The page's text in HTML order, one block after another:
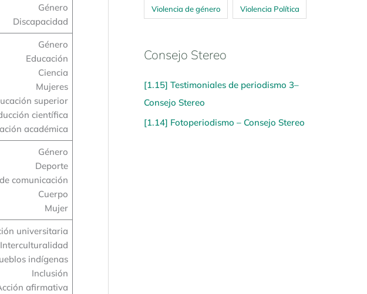
Género
Discapacidad
Género
Educación
Ciencia
Mujeres
superior
científica
académica
Género
Deporte
comunicación
Cuerpo
Mujer
universitaria
Interculturalidad
indígenas
Inclusión
afirmativa
Violencia de género Violencia Política
Consejo Stereo
[1.15] Testimoniales de periodismo 3–
Consejo Stereo
[1.14] Fotoperiodismo – Consejo Stereo